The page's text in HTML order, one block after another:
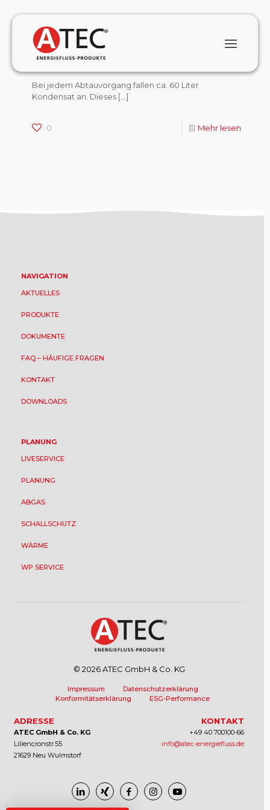
January 1, 2024
Wie viel Kondensat fällt beim Abtauen der
Bei jedem Abtauvorgang fallen ca. 60 Liter
Kondensat an. Dieses […]
0 Mehr lesen
NAVIGATION
AKTUELLES
PRODUKTE
DOKUMENTE
FAQ – HÄUFIGE FRAGEN
KONTAKT
DOWNLOADS
PLANUNG
LIVESERVICE
PLANUNG
ABGAS
SCHALLSCHUTZ
WÄRME
WP SERVICE
© 2026 ATEC GmbH & Co. KG
Impressum
Datenschutzerklärung
Konformitätserklärung
ESG-Performance
ADRESSE
ATEC GmbH & Co. KG
Liliencronstr.55
21629 Neu Wulmstorf
KONTAKT
+49 40 700100-66
info@atec-energiefluss.de